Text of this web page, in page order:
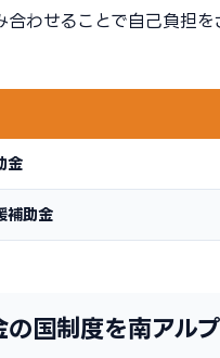
わせることで自己負担を
金
補助金
国制度を南アル